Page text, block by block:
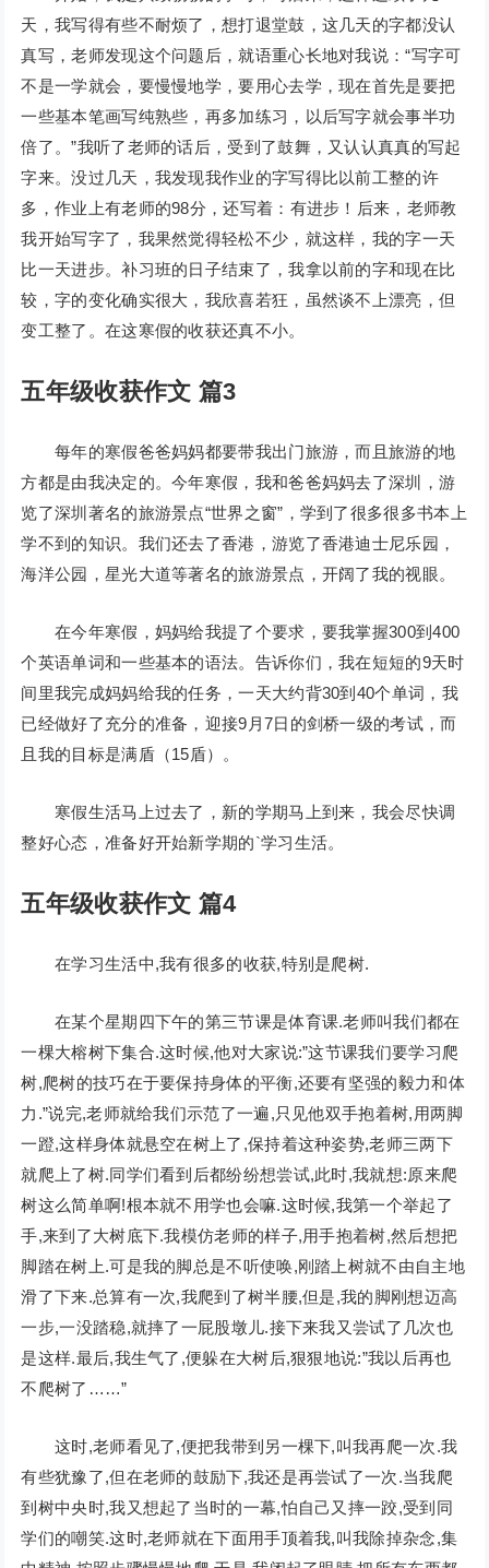
天，我写得有些不耐烦了，想打退堂鼓，这几天的字都没认
真写，老师发现这个问题后，就语重心长地对我说：“写字可
不是一学就会，要慢慢地学，要用心去学，现在首先是要把
一些基本笔画写纯熟些，再多加练习，以后写字就会事半功
倍了。”我听了老师的话后，受到了鼓舞，又认认真真的写起
字来。没过几天，我发现我作业的字写得比以前工整的许
多，作业上有老师的98分，还写着：有进步！后来，老师教
我开始写字了，我果然觉得轻松不少，就这样，我的字一天
比一天进步。补习班的日子结束了，我拿以前的字和现在比
较，字的变化确实很大，我欣喜若狂，虽然谈不上漂亮，但
变工整了。在这寒假的收获还真不小。
五年级收获作文 篇3
每年的寒假爸爸妈妈都要带我出门旅游，而且旅游的地
方都是由我决定的。今年寒假，我和爸爸妈妈去了深圳，游
览了深圳著名的旅游景点“世界之窗”，学到了很多很多书本上
学不到的知识。我们还去了香港，游览了香港迪士尼乐园，
海洋公园，星光大道等著名的旅游景点，开阔了我的视眼。
在今年寒假，妈妈给我提了个要求，要我掌握300到400
个英语单词和一些基本的语法。告诉你们，我在短短的9天时
间里我完成妈妈给我的任务，一天大约背30到40个单词，我
已经做好了充分的准备，迎接9月7日的剑桥一级的考试，而
且我的目标是满盾（15盾）。
寒假生活马上过去了，新的学期马上到来，我会尽快调
整好心态，准备好开始新学期的`学习生活。
五年级收获作文 篇4
在学习生活中,我有很多的收获,特别是爬树.
在某个星期四下午的第三节课是体育课.老师叫我们都在
一棵大榕树下集合.这时候,他对大家说:”这节课我们要学习爬
树,爬树的技巧在于要保持身体的平衡,还要有坚强的毅力和体
力.”说完,老师就给我们示范了一遍,只见他双手抱着树,用两脚
一蹬,这样身体就悬空在树上了,保持着这种姿势,老师三两下
就爬上了树.同学们看到后都纷纷想尝试,此时,我就想:原来爬
树这么简单啊!根本就不用学也会嘛.这时候,我第一个举起了
手,来到了大树底下.我模仿老师的样子,用手抱着树,然后想把
脚踏在树上.可是我的脚总是不听使唤,刚踏上树就不由自主地
滑了下来.总算有一次,我爬到了树半腰,但是,我的脚刚想迈高
一步,一没踏稳,就摔了一屁股墩儿.接下来我又尝试了几次也
是这样.最后,我生气了,便躲在大树后,狠狠地说:”我以后再也
不爬树了……”
这时,老师看见了,便把我带到另一棵下,叫我再爬一次.我
有些犹豫了,但在老师的鼓励下,我还是再尝试了一次.当我爬
到树中央时,我又想起了当时的一幕,怕自己又摔一跤,受到同
学们的嘲笑.这时,老师就在下面用手顶着我,叫我除掉杂念,集